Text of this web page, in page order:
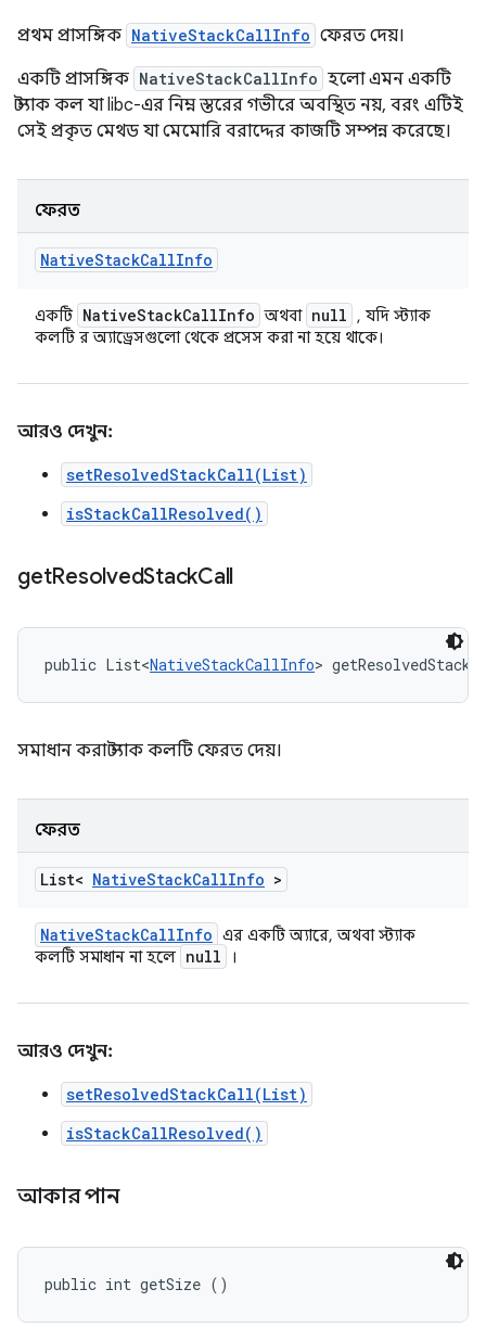
প্রথম প্রাসঙ্গিক NativeStackCallInfo ফেরত দেয়।
একটি প্রাসঙ্গিক NativeStackCallInfo হলো এমন একটি
স্ট্যাক কল যা libc-এর নিম্ন স্তরের গভীরে অবস্থিত নয়, বরং এটিই
সেই প্রকৃত মেথড যা মেমোরি বরাদ্দের কাজটি সম্পন্ন করেছে।
ফেরত
NativeStackCallInfo
একটি NativeStackCallInfo অথবা null
, যদি স্ট্যাক
কলটি র অ্যাড্রেসগুলো থেকে প্রসেস করা না হয়ে থাকে।
আরও দেখুন:
setResolvedStackCall(List)
isStackCallResolved()
getResolvedStackCall
public List<NativeStackCallInfo>
সমাধান করা স্ট্যাক কলটি ফেরত দেয়।
ফেরত
List< NativeStackCallInfo >
NativeStackCallInfo এর একটি অ্যারে, অথবা স্ট্যাক
কলটি সমাধান না হলে null ।
আরও দেখুন:
setResolvedStackCall(List)
isStackCallResolved()
আকার পান
public int getSize ()